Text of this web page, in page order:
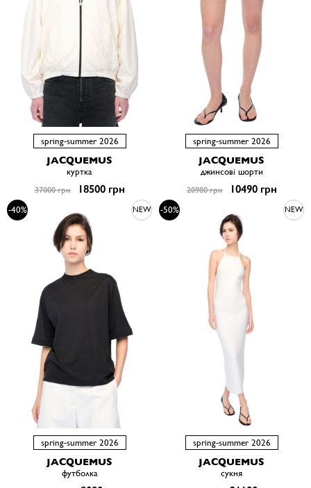
spring-summer 2026
JACQUEMUS
куртка
37000 грн 18500 грн
spring-summer 2026
JACQUEMUS
джинсові шорти
20980 грн 10490 грн
-40% NEW
spring-summer 2026
JACQUEMUS
футболка
-50% NEW
spring-summer 2026
JACQUEMUS
сукня